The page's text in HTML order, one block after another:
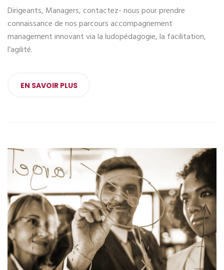
Dirigeants, Managers, contactez- nous pour prendre
connaissance de nos parcours accompagnement
management innovant via la ludopédagogie, la facilitation,
l’agilité.
EN SAVOIR PLUS